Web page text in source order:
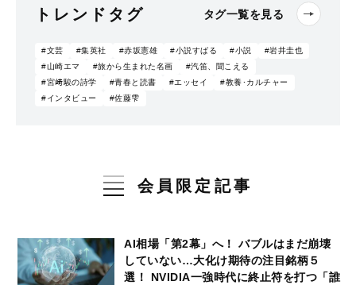
トレンドタグ タグ一覧を見る
#文芸 #集英社 #赤坂憲雄 #小説すばる #小説
#岩井圭也
#山崎エマ
#旅から生まれた名画
#汽笛、聞こえる
#宮﨑駿の詩学
#青春と読書 #エッセイ
#教養･カルチャー
#インタビュー
#佐藤雫
会員限定記事
AI相場「第2幕」へ！ バブルはまだ崩壊
していない…大化け期待の注目銘柄５
選！ NVIDIA一強時代に終止符を打つ「誰